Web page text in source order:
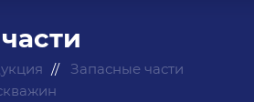
Запасные части